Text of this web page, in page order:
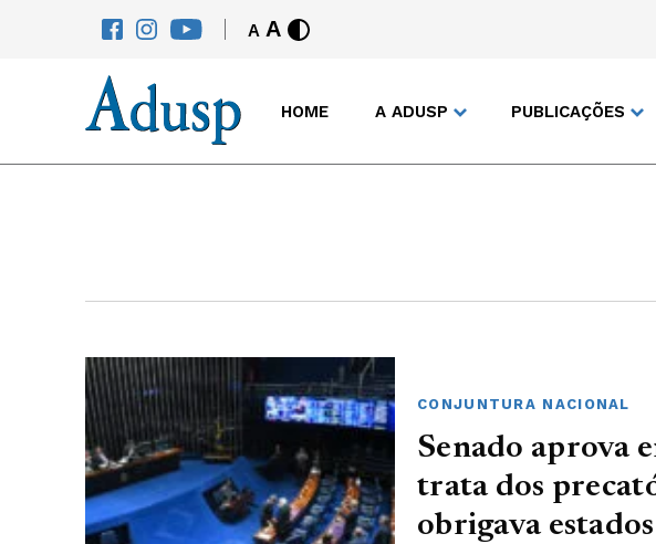
A A
HOME A ADUSP PUBLICAÇÕES
CONJUNTURA NACIONAL
Senado aprova
trata dos
obrigava